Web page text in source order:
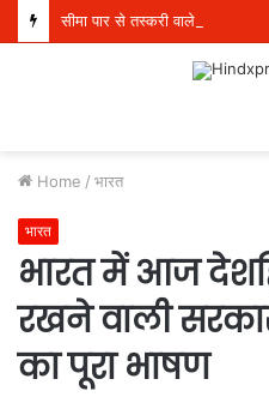
Home / भारत
भारत
भारत में आज
रखने वाली
का पूरा भाषण